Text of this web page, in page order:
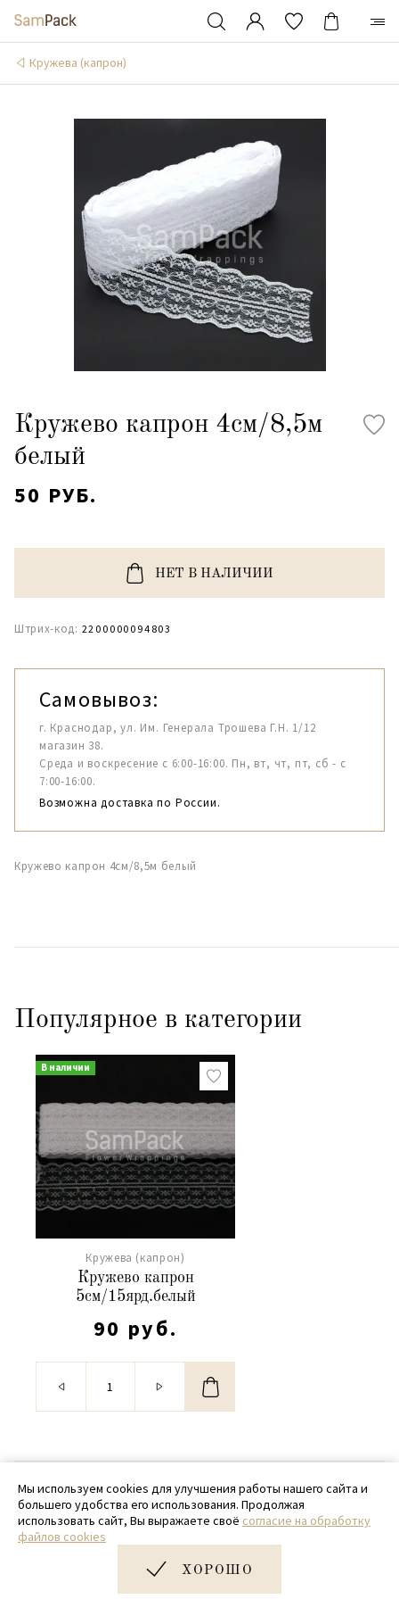
Кружева (капрон)
Кружево капрон 4см/8,5м
белый
50 РУБ.
НЕТ В НАЛИЧИИ
Штрих-код: 2200000094803
Самовывоз:
г. Краснодар, ул. Им. Генерала Трошева Г.Н. 1/12
магазин 38.
Среда и воскресение с 6:00-16:00. Пн, вт, чт, пт, сб - с
7:00-16:00.
Возможна доставка по России.
Кружево капрон 4см/8,5м белый
Популярное в категории
В наличии
Кружева (капрон)
Кружево капрон
5см/15ярд.белый
90 руб.
© 2020 - 2026 SamPack
+ 7 (918) 699-97-87
zakaz@sampack.store
Дизайн и разработка сайта
Мы используем cookies для улучшения работы нашего сайта и
большего удобства его использования. Продолжая
использовать сайт, Вы выражаете своё согласие на обработку
файлов cookies
ХОРОШО